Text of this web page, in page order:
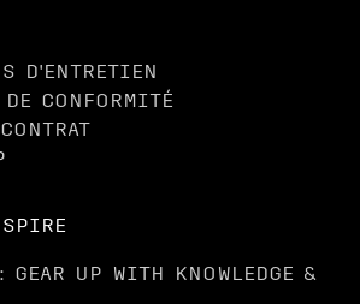
D'ENTRETIEN
DE CONFORMITÉ
GEAR UP WITH KNOWLEDGE &